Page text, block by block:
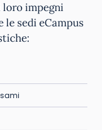
loro impegni
sedi eCampus